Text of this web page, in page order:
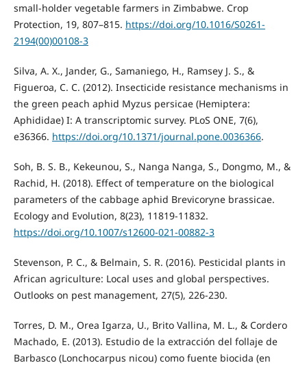
small-holder vegetable farmers in Zimbabwe. Crop
Protection, 19, 807–815. https://doi.org/10.1016/S0261-
2194(00)00108-3
Silva, A. X., Jander, G., Samaniego, H., Ramsey J. S., &
Figueroa, C. C. (2012). Insecticide resistance mechanisms in
the green peach aphid Myzus persicae (Hemiptera:
Aphididae) I: A transcriptomic survey. PLoS ONE, 7(6),
e36366. https://doi.org/10.1371/journal.pone.0036366.
Soh, B. S. B., Kekeunou, S., Nanga Nanga, S., Dongmo, M., &
Rachid, H. (2018). Effect of temperature on the biological
parameters of the cabbage aphid Brevicoryne brassicae.
Ecology and Evolution, 8(23), 11819-11832.
https://doi.org/10.1007/s12600-021-00882-3
Stevenson, P. C., & Belmain, S. R. (2016). Pesticidal plants in
African agriculture: Local uses and global perspectives.
Outlooks on pest management, 27(5), 226-230.
Torres, D. M., Orea Igarza, U., Brito Vallina, M. L., & Cordero
Machado, E. (2013). Estudio de la extracción del follaje de
Barbasco (Lonchocarpus nicou) como fuente biocida (en